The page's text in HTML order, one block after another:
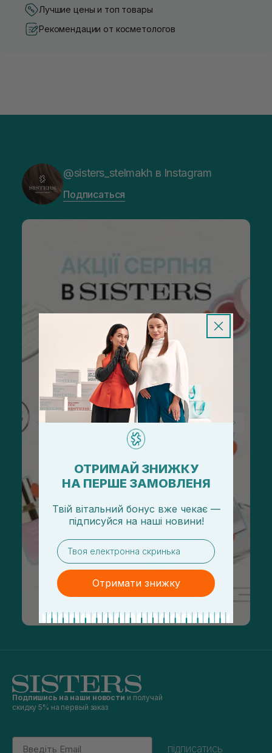
Лучшие цены и топ товары
Рекомендации от косметологов
@sisters_stelmakh в Instagram
Подписаться
Подпишись на наши новости и получай
скидку 5% на первый заказ
Email
підписатись
ОТРИМАЙ ЗНИЖКУ
НА ПЕРШЕ ЗАМОВЛЕНЯ
Твій вітальний бонус вже чекає —
підписуйся на наші новини!
email
Отримати знижку